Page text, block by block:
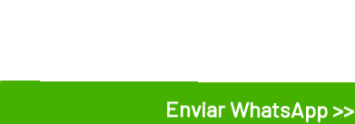
Enviar WhatsApp >>